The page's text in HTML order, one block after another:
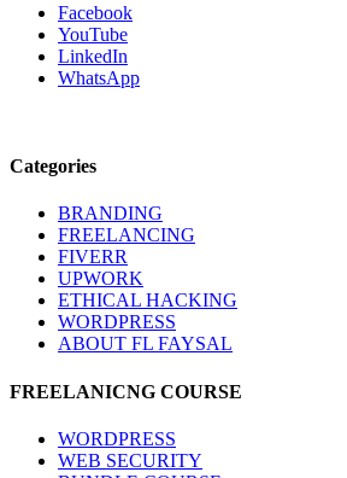
Facebook
YouTube
LinkedIn
WhatsApp
Categories
BRANDING
FREELANCING
FIVERR
UPWORK
ETHICAL HACKING
WORDPRESS
ABOUT FL FAYSAL
FREELANICNG COURSE
WORDPRESS
WEB SECURITY